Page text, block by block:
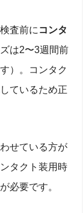
査前に コンタ
は2〜3週間前
）。コンタク
ているため正
せている方が
タクト装用時
必要です。